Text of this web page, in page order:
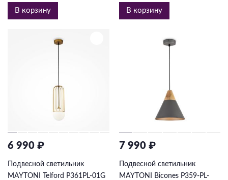
В корзину В корзину
6 990 ₽
Подвесной светильник
MAYTONI Telford P361PL-01G
7 990 ₽
Подвесной светильник
MAYTONI Bicones P359-PL-